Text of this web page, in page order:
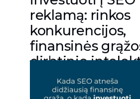
reklamą: rinkos
konkurencijos,
finansinės
dirbtinio
technologijų